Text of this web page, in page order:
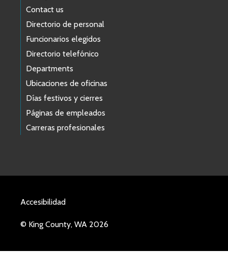
Contact us
Directorio de personal
Funcionarios elegidos
Directorio telefónico
Departments
Ubicaciones de oficinas
Días festivos y cierres
Páginas de empleados
Carreras profesionales
Accesibilidad
© King County, WA 2026